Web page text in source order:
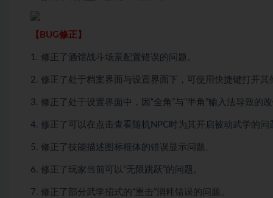
【BUG修正】
1. 修正了酒馆战斗场景配置错误的问题。
2. 修正了处于档案界面与设置界面下，可使用快捷键打开其
3. 修正了处于设置界面中，因“全角”与“半角”输入法导致的
4. 修正了可以在点击查看随机NPC时为其开启被动武学的问
5. 修正了技能描述图标框体的错误显示问题。
6. 修正了玩家当前可以“无限跳跃”的问题。
7. 修正了部分武学招式的“重击”消耗错误的问题。